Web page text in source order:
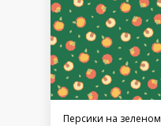
Персики на зеленом